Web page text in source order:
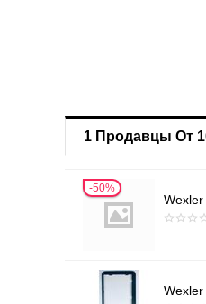
1 Продавцы От
50%